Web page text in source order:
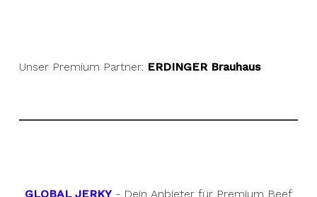
Unser Premium Partner: ERDINGER Brauhaus
GLOBAL JERKY- Dein Anbieter für Premium Beef